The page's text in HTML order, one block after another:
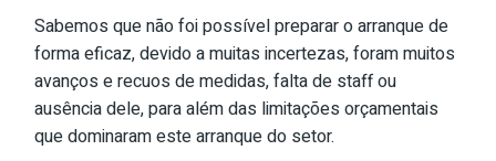
Sabemos que não foi possível preparar o arranque de
forma eficaz, devido a muitas incertezas, foram muitos
avanços e recuos de medidas, falta de staff ou
ausência dele, para além das limitações orçamentais
que dominaram este arranque do setor.